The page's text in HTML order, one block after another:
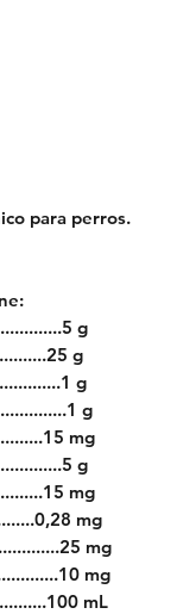
para perros.
g
25 g
1 g
1 g
15 mg
5 g
15 mg
.0,28 mg
25 mg
10 mg
100 mL